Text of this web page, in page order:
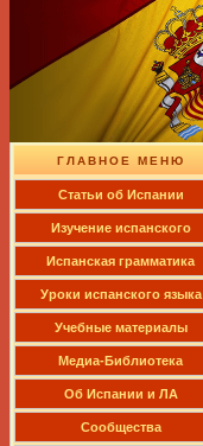
ГЛАВНОЕ МЕНЮ
Cтатьи об Испании
Изучение испанского
Испанская грамматика
Уроки испанского языка
Учебные материалы
Медиа-Библиотека
Об Испании и ЛА
Сообщества